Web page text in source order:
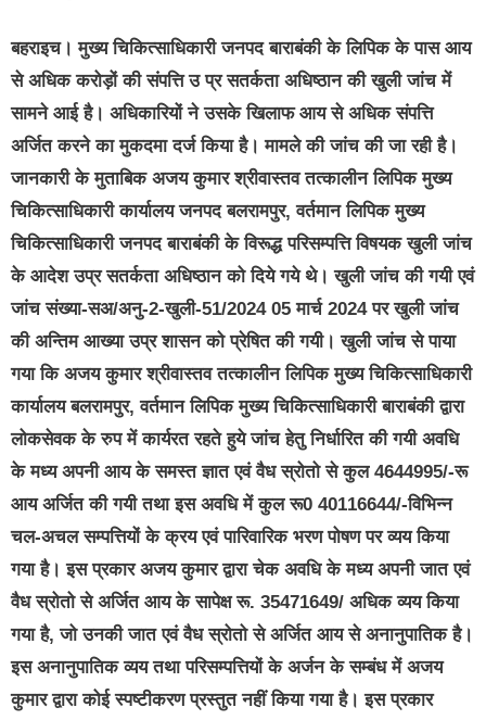
बहराइच। मुख्य चिकित्साधिकारी जनपद बाराबंकी के लिपिक के पास आय
से अधिक करोड़ों की संपत्ति उ प्र सतर्कता अधिष्ठान की खुली जांच में
सामने आई है। अधिकारियों ने उसके खिलाफ आय से अधिक संपत्ति
अर्जित करने का मुकदमा दर्ज किया है। मामले की जांच की जा रही है।
जानकारी के मुताबिक अजय कुमार श्रीवास्तव तत्कालीन लिपिक मुख्य
चिकित्साधिकारी कार्यालय जनपद बलरामपुर, वर्तमान लिपिक मुख्य
चिकित्साधिकारी जनपद बाराबंकी के विरूद्ध परिसम्पत्ति विषयक खुली जांच
के आदेश उप्र सतर्कता अधिष्ठान को दिये गये थे। खुली जांच की गयी एवं
जांच संख्या-सअ/अनु-2-खुली-51/2024 05 मार्च 2024 पर खुली जांच
की अन्तिम आख्या उप्र शासन को प्रेषित की गयी। खुली जांच से पाया
गया कि अजय कुमार श्रीवास्तव तत्कालीन लिपिक मुख्य चिकित्साधिकारी
कार्यालय बलरामपुर, वर्तमान लिपिक मुख्य चिकित्साधिकारी बाराबंकी द्वारा
लोकसेवक के रुप में कार्यरत रहते हुये जांच हेतु निर्धारित की गयी अवधि
के मध्य अपनी आय के समस्त ज्ञात एवं वैध स्रोतो से कुल 4644995/-रू
आय अर्जित की गयी तथा इस अवधि में कुल रू0 40116644/-विभिन्न
चल-अचल सम्पत्तियों के क्रय एवं पारिवारिक भरण पोषण पर व्यय किया
गया है। इस प्रकार अजय कुमार द्वारा चेक अवधि के मध्य अपनी जात एवं
वैध स्रोतो से अर्जित आय के सापेक्ष रू. 35471649/ अधिक व्यय किया
गया है, जो उनकी जात एवं वैध स्रोतो से अर्जित आय से अनानुपातिक है।
इस अनानुपातिक व्यय तथा परिसम्पत्तियों के अर्जन के सम्बंध में अजय
कुमार द्वारा कोई स्पष्टीकरण प्रस्तुत नहीं किया गया है। इस प्रकार